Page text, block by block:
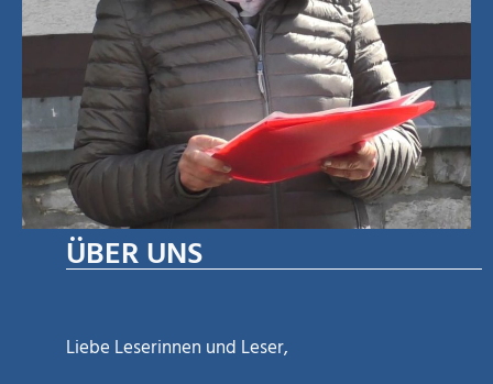
ÜBER UNS
Liebe Leserinnen und Leser,